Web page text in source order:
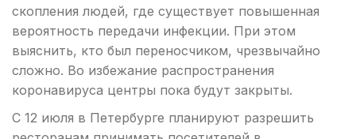
скопления людей, где существует повышенная
вероятность передачи инфекции. При этом
выяснить, кто был переносчиком, чрезвычайно
сложно. Во избежание распространения
коронавируса центры пока будут закрыты.
С 12 июля в Петербурге планируют разрешить